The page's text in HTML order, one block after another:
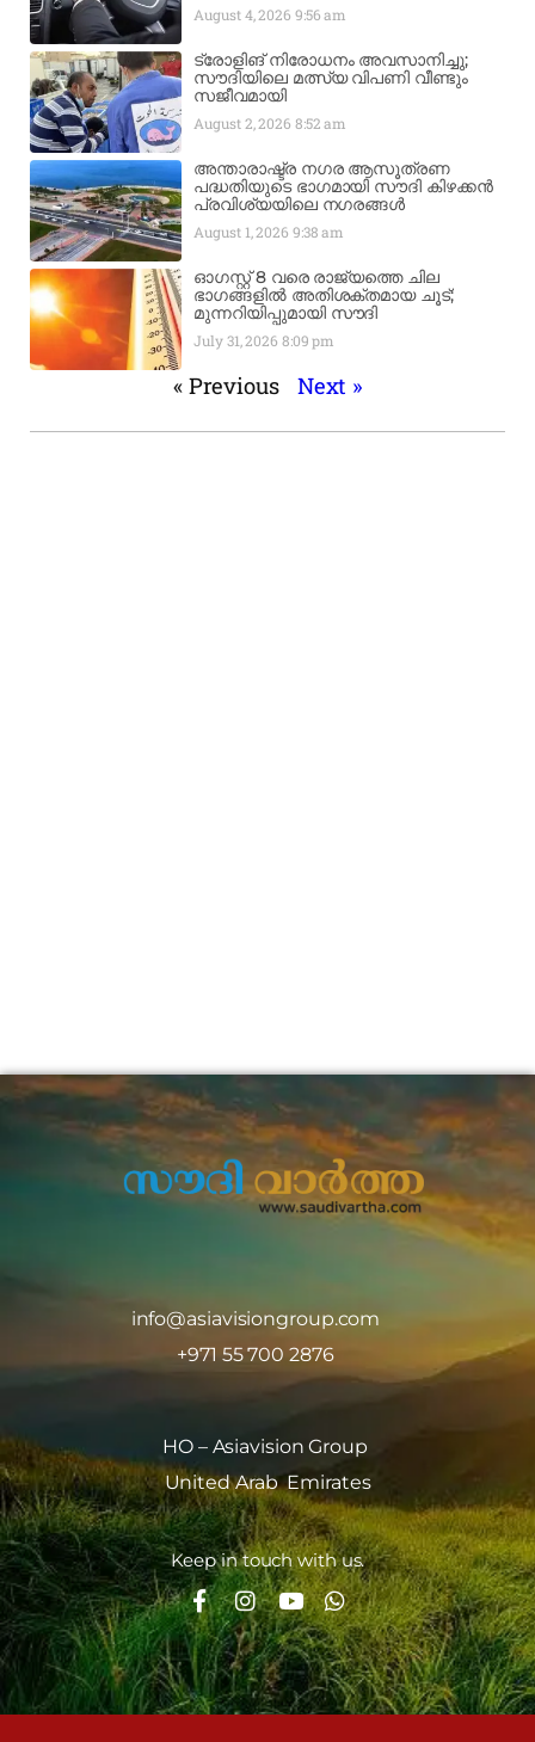
August 4, 2026 9:56 am
ട്രോളിങ് നിരോധനം അവസാനിച്ചു;
സൗദിയിലെ മത്സ്യ വിപണി വീണ്ടും
സജീവമായി
August 2, 2026 8:52 am
അന്താരാഷ്ട്ര നഗര ആസൂത്രണ
പദ്ധതിയുടെ ഭാഗമായി സൗദി കിഴക്കൻ
പ്രവിശ്യയിലെ നഗരങ്ങൾ
August 1, 2026 9:38 am
ഓഗസ്റ്റ് 8 വരെ രാജ്യത്തെ ചില
ഭാഗങ്ങളിൽ അതിശക്തമായ ചൂട്;
മുന്നറിയിപ്പുമായി സൗദി
July 31, 2026 8:09 pm
« Previous Next »
info@asiavisiongroup.com
+971 55 700 2876
HO – Asiavision Group
United Arab Emirates
Keep in touch with us.